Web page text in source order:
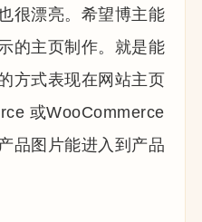
很漂亮。希望博主能
的主页制作。就是能
方式表现在网站主页
或WooCommerce
品图片能进入到产品